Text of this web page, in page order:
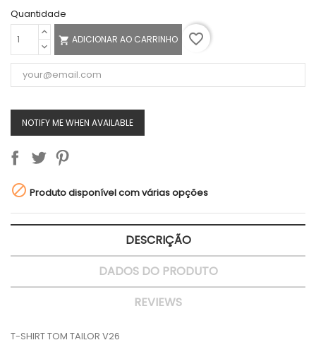
Quantidade
 ADICIONAR AO CARRINHO favorite_border
NOTIFY ME WHEN AVAILABLE
 Produto disponível com várias opções
DESCRIÇÃO
DADOS DO PRODUTO
REVIEWS
T-SHIRT TOM TAILOR V26